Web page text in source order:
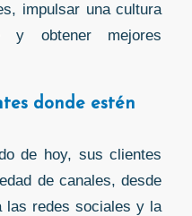
impulsar una cultura
y obtener mejores
donde estén
de hoy, sus clientes
de canales, desde
las redes sociales y la